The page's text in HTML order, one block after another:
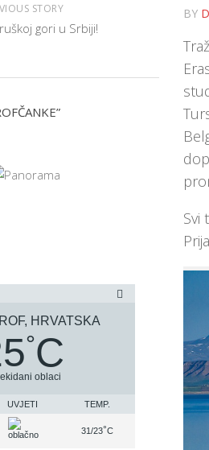
BY
Svi
STORY
gori u Srbiji!
HRVATSKA
°C
oblaci
UVJETI TEMP.
31/23°C